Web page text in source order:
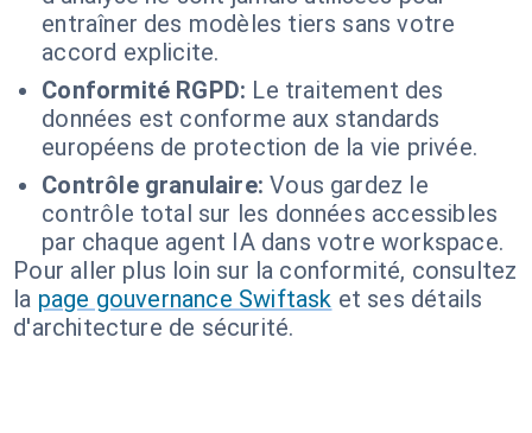
entraîner des modèles tiers sans votre
accord explicite.
Conformité RGPD: Le traitement des
données est conforme aux standards
européens de protection de la vie privée.
Contrôle granulaire: Vous gardez le
contrôle total sur les données accessibles
par chaque agent IA dans votre workspace.
Pour aller plus loin sur la conformité, consultez
la page gouvernance Swiftask et ses détails
d'architecture de sécurité.